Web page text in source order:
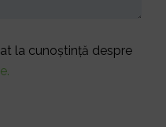
la cunoștință despre